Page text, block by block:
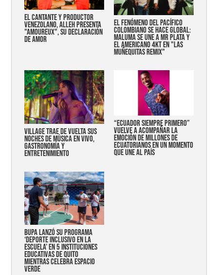
EL CANTANTE Y PRODUCTOR
VENEZOLANO, ALLEH PRESENTA
"AMOUREUX", SU DECLARACIÓN
DE AMOR
EL FENÓMENO DEL PACÍFICO
COLOMBIANO SE HACE GLOBAL:
MALUMA SE UNE A MR PLATA Y
EL AMERICANO 4KT EN "LAS
MUÑEQUITAS REMIX"
Village trae de vuelta sus
noches de música en vivo,
gastronomía y
entretenimiento
“Ecuador siempre primero”
vuelve a acompañar la
emoción de millones de
ecuatorianos en un momento
que une al país
Bupa lanzó su programa
‘Deporte Inclusivo en la
Escuela’ en 5 instituciones
educativas de Quito
mientras celebra espacio
verde